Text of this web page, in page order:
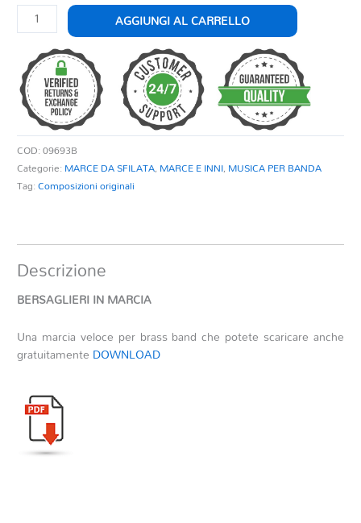
BERSAGLIERI
IN
MARCIA
quantità
AGGIUNGI AL CARRELLO
COD:09693B
Categorie: MARCE DA SFILATA, MARCE E INNI, MUSICA PER BANDA
Tag:Composizioni originali
Descrizione
BERSAGLIERI IN MARCIA
Una marcia veloce per brass band che potete scaricare anche
gratuitamente DOWNLOAD